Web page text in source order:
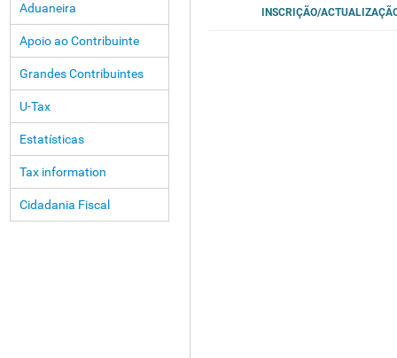
Aduaneira
Apoio ao Contribuinte
Grandes Contribuintes
U-Tax
Estatísticas
Tax information
Cidadania Fiscal
INSCRIÇÃO/